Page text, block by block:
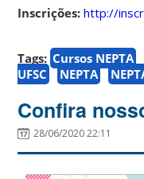
Inscrições:http://
Tags: Cursos NEPTA
UFSC
NEPTA
Confira
28/06/2020 22:11